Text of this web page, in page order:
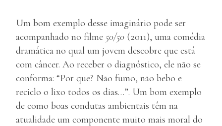
Um bom exemplo desse imaginário pode ser
acompanhado no filme 50/50 (2011), uma comédia
dramática no qual um jovem descobre que está
com câncer. Ao receber o diagnóstico, ele não se
conforma: “Por que? Não fumo, não bebo e
reciclo o lixo todos os dias…”. Um bom exemplo
de como boas condutas ambientais têm na
atualidade um componente muito mais moral do